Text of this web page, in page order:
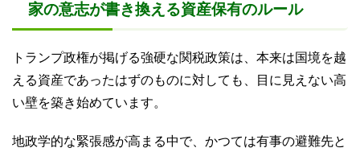
家の意志が書き換える資産保有のルール
トランプ政権が掲げる強硬な関税政策は、本来は国境を越
える資産であったはずのものに対しても、目に見えない高
い壁を築き始めています。
地政学的な緊張感が高まる中で、かつては有事の避難先と